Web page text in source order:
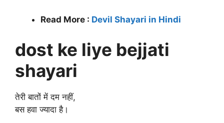
Read More : Devil Shayari in Hindi
dost ke liye bejjati
shayari
तेरी बातों में दम नहीं,
बस हवा ज्यादा है।